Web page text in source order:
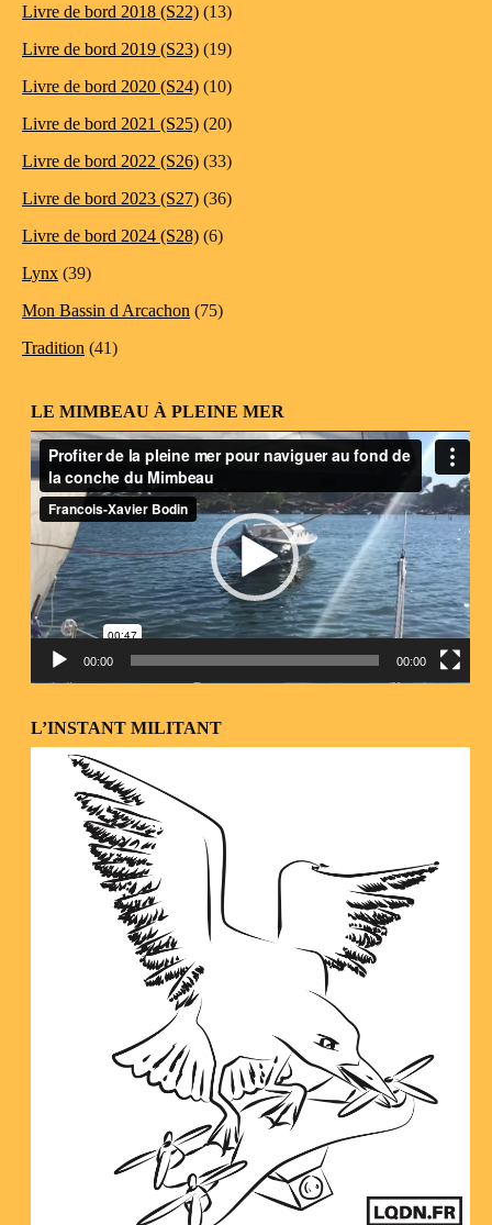
Livre de bord 2018 (S22) (13)
Livre de bord 2019 (S23) (19)
Livre de bord 2020 (S24) (10)
Livre de bord 2021 (S25) (20)
Livre de bord 2022 (S26) (33)
Livre de bord 2023 (S27) (36)
Livre de bord 2024 (S28) (6)
Lynx (39)
Mon Bassin d Arcachon (75)
Tradition (41)
LE MIMBEAU À PLEINE MER
Lecteur
vidéo
00:00 00:00
L’INSTANT MILITANT